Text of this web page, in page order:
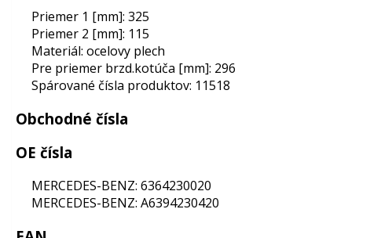
Priemer 1 [mm]: 325
Priemer 2 [mm]: 115
Materiál: ocelovy plech
Pre priemer brzd.kotúča [mm]: 296
Spárované čísla produktov: 11518
Obchodné čísla
OE čísla
MERCEDES-BENZ: 6364230020
MERCEDES-BENZ: A6394230420